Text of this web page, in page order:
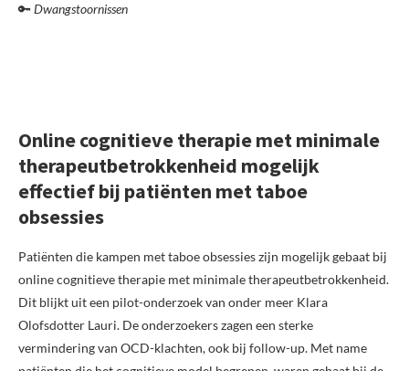
🔑Dwangstoornissen
Online cognitieve therapie met minimale
therapeutbetrokkenheid mogelijk
effectief bij patiënten met taboe
obsessies
Patiënten die kampen met taboe obsessies zijn mogelijk gebaat bij
online cognitieve therapie met minimale therapeutbetrokkenheid.
Dit blijkt uit een pilot-onderzoek van onder meer Klara
Olofsdotter Lauri. De onderzoekers zagen een sterke
vermindering van OCD-klachten, ook bij follow-up. Met name